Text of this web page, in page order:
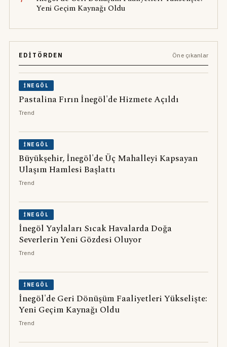
Yeni Geçim Kaynağı Oldu
EDITÖRDEN Öne çıkanlar
İNEGÖL
Pastalina Fırın İnegöl'de Hizmete Açıldı
Trend
İNEGÖL
Büyükşehir, İnegöl'de Üç Mahalleyi Kapsayan
Ulaşım Hamlesi Başlattı
Trend
İNEGÖL
İnegöl Yaylaları Sıcak Havalarda Doğa
Severlerin Yeni Gözdesi Oluyor
Trend
İNEGÖL
İnegöl'de Geri Dönüşüm Faaliyetleri Yükselişte:
Yeni Geçim Kaynağı Oldu
Trend